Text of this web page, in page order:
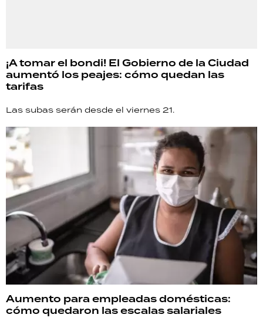
¡A tomar el bondi! El Gobierno de la Ciudad
aumentó los peajes: cómo quedan las
tarifas
Las subas serán desde el viernes 21.
Aumento para empleadas domésticas:
cómo quedaron las escalas salariales